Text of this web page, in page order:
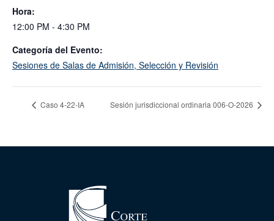
Hora:
12:00 PM - 4:30 PM
Categoría del Evento:
Sesiones de Salas de Admisión, Selección y Revisión
Caso 4-22-IA Sesión jurisdiccional ordinaria 006-O-2026